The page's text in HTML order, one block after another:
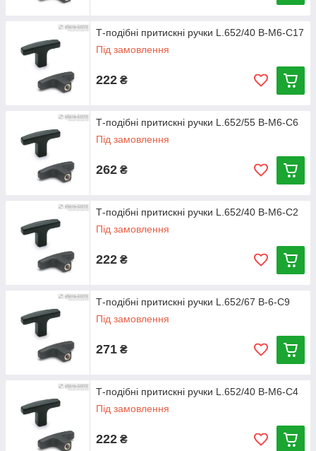
Т-подібні притискні ручки L.652/40 B-M6-C17
Під замовлення
222 ₴
Т-подібні притискні ручки L.652/55 B-M6-C6
Під замовлення
262 ₴
Т-подібні притискні ручки L.652/40 B-M6-C2
Під замовлення
222 ₴
Т-подібні притискні ручки L.652/67 B-6-C9
Під замовлення
271 ₴
Т-подібні притискні ручки L.652/40 B-M6-C4
Під замовлення
222 ₴